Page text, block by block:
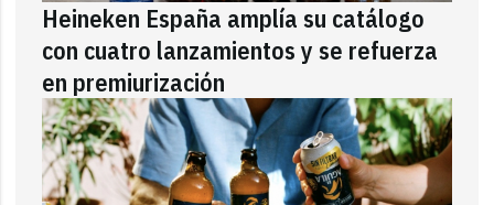
Heineken España amplía su catálogo
con cuatro lanzamientos y se refuerza
en premiurización